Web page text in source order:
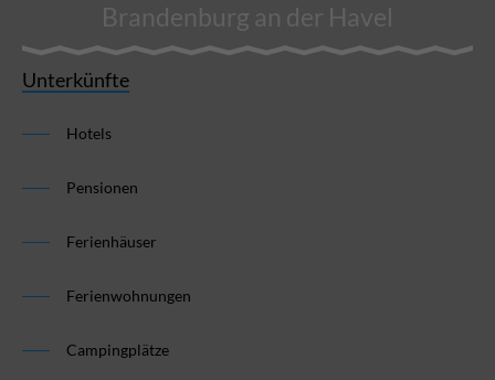
Brandenburg an der Havel
Unterkünfte
Hotels
Pensionen
Ferienhäuser
Ferienwohnungen
Campingplätze